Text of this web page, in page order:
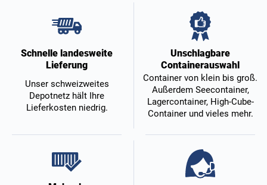
Schnelle landesweite
Lieferung
Unser schweizweites
Depotnetz hält Ihre
Lieferkosten niedrig.
Unschlagbare
Containerauswahl
Container von klein bis groß.
Außerdem Seecontainer,
Lagercontainer, High-Cube-
Container und vieles mehr.